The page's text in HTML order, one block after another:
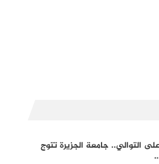
التوالي.. جامعة الجزيرة تتوج